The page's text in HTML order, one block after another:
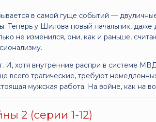
в самой гуще событий —
Теперь у Шилова новый начальник,
не изменился, они, как и раньше,
И, хотя внутренние распри в системе
всего трагические, требуют
мужская работа. На войне, как на
2 (серии 1-12)